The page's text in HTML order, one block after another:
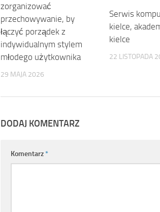
zorganizować
przechowywanie, by
łączyć porządek z
indywidualnym stylem
młodego użytkownika
29 MAJA 2026
Serwis
kielce,
kielce
22 LISTOPADA
DODAJ KOMENTARZ
Komentarz*